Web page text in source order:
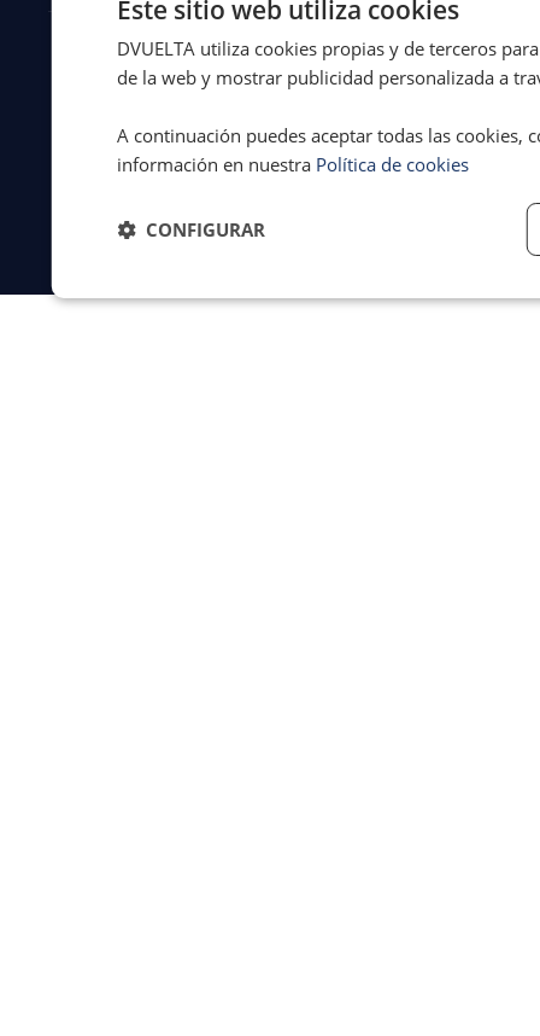
© 2026 Dvuelta
Asistencia Legal
Aviso legal·
Privacidad·
Términos y
condiciones
Este sitio web utiliza cookies
DVUELTA utiliza cookies propias y de terceros
de la web y mostrar publicidad personalizada a
A continuación puedes aceptar todas las cookies,
información en nuestra Política de cookies
CONFIGURAR